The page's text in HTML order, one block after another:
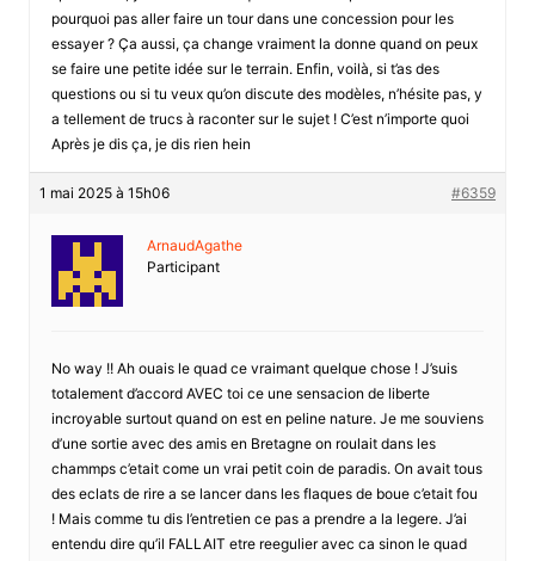
pourquoi pas aller faire un tour dans une concession pour les
essayer ? Ça aussi, ça change vraiment la donne quand on peux
se faire une petite idée sur le terrain. Enfin, voilà, si t’as des
questions ou si tu veux qu’on discute des modèles, n’hésite pas, y
a tellement de trucs à raconter sur le sujet ! C’est n’importe quoi
Après je dis ça, je dis rien hein
1 mai 2025 à 15h06 #6359
ArnaudAgathe
Participant
No way !! Ah ouais le quad ce vraimant quelque chose ! J’suis
totalement d’accord AVEC toi ce une sensacion de liberte
incroyable surtout quand on est en peline nature. Je me souviens
d’une sortie avec des amis en Bretagne on roulait dans les
chammps c’etait come un vrai petit coin de paradis. On avait tous
des eclats de rire a se lancer dans les flaques de boue c’etait fou
! Mais comme tu dis l’entretien ce pas a prendre a la legere. J’ai
entendu dire qu’il FALLAIT etre reegulier avec ca sinon le quad